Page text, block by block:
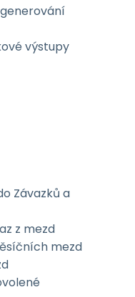
výstupy
Závazků a
z mezd
mezd